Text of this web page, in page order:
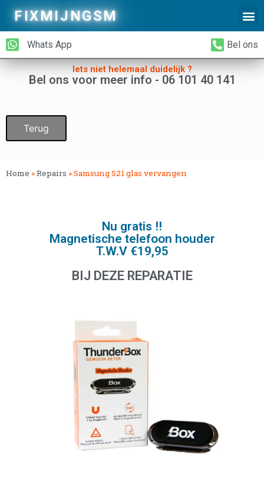
FIXMIJNGSM
Whats App Bel ons
Iets niet helemaal duidelijk ?
Bel ons voor meer info - 06 101 40 141
Terug
Home »Repairs »Samsung S21 glas vervangen
Nu gratis !!
Magnetische telefoon houder
T.W.V €19,95
BIJ DEZE REPARATIE